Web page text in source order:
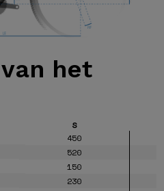
het
S
450
520
150
230